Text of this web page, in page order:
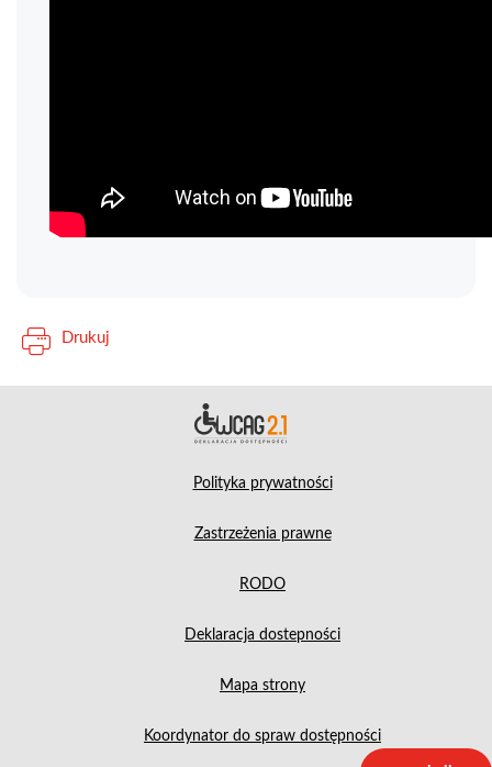
Drukuj
Polityka prywatności
Zastrzeżenia prawne
RODO
Deklaracja dostepności
Mapa strony
Koordynator do spraw dostępności